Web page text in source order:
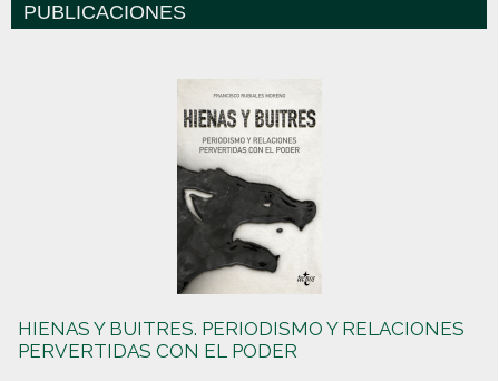
PUBLICACIONES
HIENAS Y BUITRES. PERIODISMO Y RELACIONES
PERVERTIDAS CON EL PODER